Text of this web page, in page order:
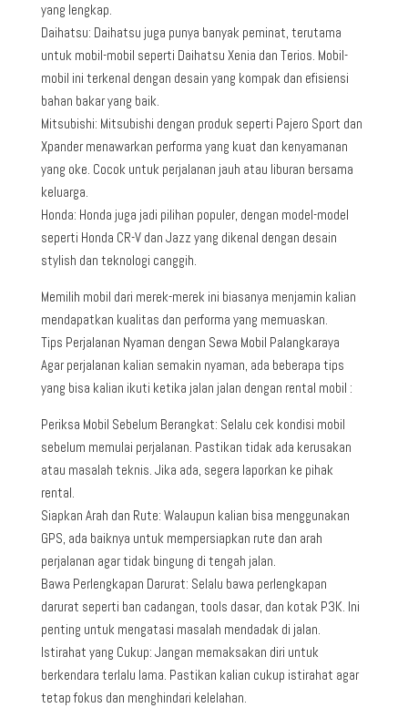
yang lengkap.
Daihatsu: Daihatsu juga punya banyak peminat, terutama
untuk mobil-mobil seperti Daihatsu Xenia dan Terios. Mobil-
mobil ini terkenal dengan desain yang kompak dan efisiensi
bahan bakar yang baik.
Mitsubishi: Mitsubishi dengan produk seperti Pajero Sport dan
Xpander menawarkan performa yang kuat dan kenyamanan
yang oke. Cocok untuk perjalanan jauh atau liburan bersama
keluarga.
Honda: Honda juga jadi pilihan populer, dengan model-model
seperti Honda CR-V dan Jazz yang dikenal dengan desain
stylish dan teknologi canggih.
Memilih mobil dari merek-merek ini biasanya menjamin kalian
mendapatkan kualitas dan performa yang memuaskan.
Tips Perjalanan Nyaman dengan Sewa Mobil Palangkaraya
Agar perjalanan kalian semakin nyaman, ada beberapa tips
yang bisa kalian ikuti ketika jalan jalan dengan rental mobil :
Periksa Mobil Sebelum Berangkat: Selalu cek kondisi mobil
sebelum memulai perjalanan. Pastikan tidak ada kerusakan
atau masalah teknis. Jika ada, segera laporkan ke pihak
rental.
Siapkan Arah dan Rute: Walaupun kalian bisa menggunakan
GPS, ada baiknya untuk mempersiapkan rute dan arah
perjalanan agar tidak bingung di tengah jalan.
Bawa Perlengkapan Darurat: Selalu bawa perlengkapan
darurat seperti ban cadangan, tools dasar, dan kotak P3K. Ini
penting untuk mengatasi masalah mendadak di jalan.
Istirahat yang Cukup: Jangan memaksakan diri untuk
berkendara terlalu lama. Pastikan kalian cukup istirahat agar
tetap fokus dan menghindari kelelahan.